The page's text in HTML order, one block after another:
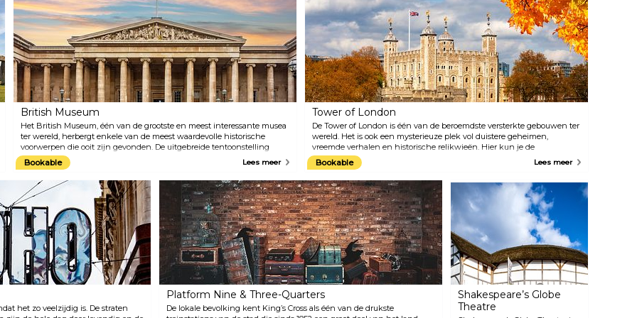
het gebouw verwelkomd,
voordat ze bij de staatsopening
van het parlement in de
voetsporen treden van de
koning. Bewonder de
Victoriaanse pracht van de Lords
Chamber en bekijk de
beroemde groene banken in de
Commons Chamber.
Audiogidsen en rondleidingen
Frans, Duits, Italiaans, Spaans,
Russisch en Mandarijn.
hoofdstad. Een volledige rotatie
rond het observatiewiel in één
van de glazen capsules duurt
ongeveer 30 minuten en is zo
populair dat het elk jaar meer
bezoekers ontvangt dan de Taj
Mahal en de Grote Piramides
van Gizeh. En als je eenmaal de
360 graden rond bent geweest,
begrijp je waarom.
en luister naar het vermakelijke
live commentaar terwijl je langs
bezienswaardigheden zoals de
Shakespeare's Globe, Tower
Bridge en de Tower of London
komt.
British Museum
Het British Museum, één van de grootste en meest interessante musea
ter wereld, herbergt enkele van de meest waardevolle historische
voorwerpen die ooit zijn gevonden. De uitgebreide tentoonstelling
omvat de Steen van Rosetta, Assyrische schatten, Egyptische
mummies en het spectaculair verlichte Grote Hof van het museum,
waar je het nieuwe restaurant van het museum kunt vinden. Dit
restaurant is een ideale plek om een 'afternoon tea' te drinken onder
het spectaculaire dak van de rechtbank. Gratis rondleidingen door het
museum en gidsen zijn ook beschikbaar. De rondleidingen worden
geleid door deskundige experts in hun vakgebied. Loop deze
geweldige leerkans niet mis.
Bookable Lees meer
Tower of London
De Tower of London is één van de beroemdste versterkte gebouwen ter
wereld. Het is ook een mysterieuze plek vol duistere geheimen,
vreemde verhalen en historische relikwieën. Hier kun je de
onschatbare kroonjuwelen bewonderen, het middeleeuwse paleis
verkennen, de beruchte Bloody Tower bezoeken en een rondleiding
volgen met een Yeoman Warder om meer te weten te komen over de
vele executies die hier plaatsvonden.
Bookable Lees meer
het zo veelzijdig is. De straten
Platform Nine & Three-Quarters
De lokale bevolking kent King’s Cross als één van de drukste
Shakespeare’s Globe
Theatre